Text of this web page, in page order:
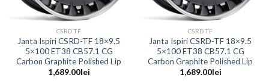
CSRD TF
Janta Ispiri CSRD-TF 18×9.5
5×100 ET38 CB57.1 CG
Carbon Graphite Polished Lip
1,689.00lei
CSRD TF
Janta Ispiri CSRD-TF 18×9.5
5×100 ET38 CB57.1 CG
Carbon Graphite Polished Lip
1,689.00lei